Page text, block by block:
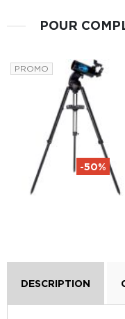
POUR
PROMO
-50%
DESCRIPTION